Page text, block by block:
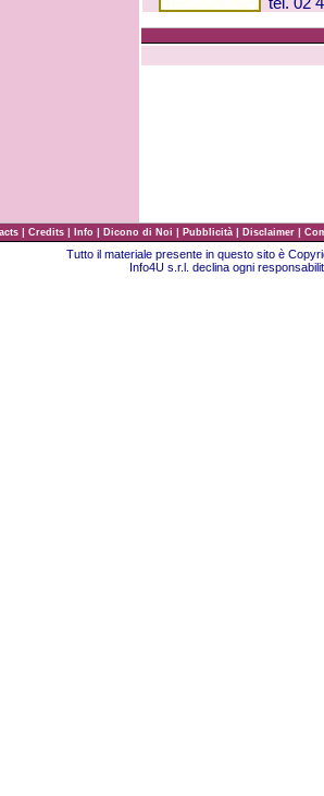
| Credits | Info | Dicono di Noi | Pubblicità | Disclaimer |
Tutto il materiale presente in questo sito è
Info4U s.r.l. declina ogni